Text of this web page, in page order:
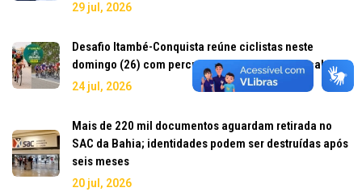
29 jul, 2026
Desafio Itambé-Conquista reúne ciclistas neste
domingo (26) com percurso pela Serra do Marçal
24 jul, 2026
Mais de 220 mil documentos aguardam retirada no
SAC da Bahia; identidades podem ser destruídas após
seis meses
20 jul, 2026